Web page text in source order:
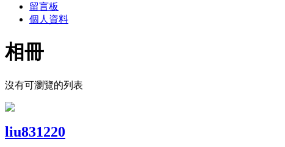
留言板
個人資料
相冊
沒有可瀏覽的列表
liu831220